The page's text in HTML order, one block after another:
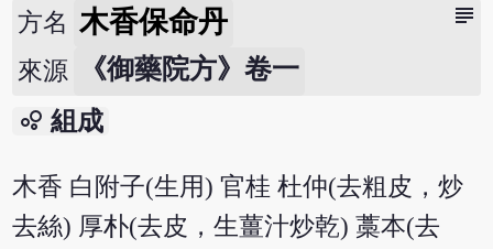
subject
方名 木香保命丹
來源 《御藥院方》卷一
bubble_chart 組成
木香 白附子(生用) 官桂 杜仲(去粗皮，炒
去絲) 厚朴(去皮，生薑汁炒乾) 藁本(去